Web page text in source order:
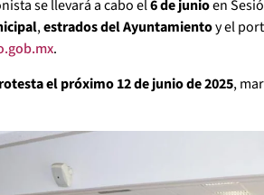
se llevará a cabo el6 de junioen
,estrados del Ayuntamientoy el
.
el próximo 12 de junio de 2025,